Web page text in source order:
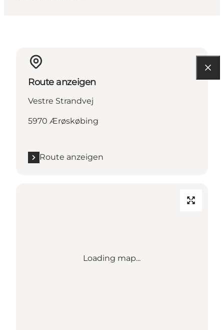
Route anzeigen
Vestre Strandvej
5970 Ærøskøbing
Route anzeigen
Loading map...